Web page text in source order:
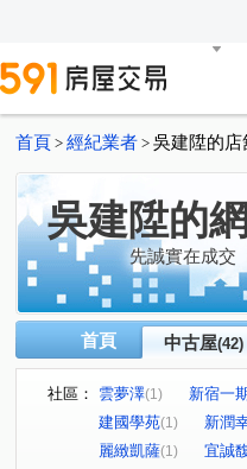
首頁 > 經紀業者 > 吳建陞的店
吳建陞的
先誠實在成交
首頁 中古屋(42)
社區： 雲夢澤(1) 新宿一
建國學苑(1) 新潤
麗緻凱薩(1) 宜誠